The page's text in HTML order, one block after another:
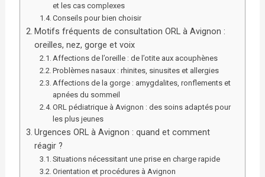
et les cas complexes
Conseils pour bien choisir
Motifs fréquents de consultation ORL à Avignon :
oreilles, nez, gorge et voix
Affections de l’oreille : de l’otite aux acouphènes
Problèmes nasaux : rhinites, sinusites et allergies
Affections de la gorge : amygdalites, ronflements et
apnées du sommeil
ORL pédiatrique à Avignon : des soins adaptés pour
les plus jeunes
Urgences ORL à Avignon : quand et comment
réagir ?
Situations nécessitant une prise en charge rapide
Orientation et procédures à Avignon